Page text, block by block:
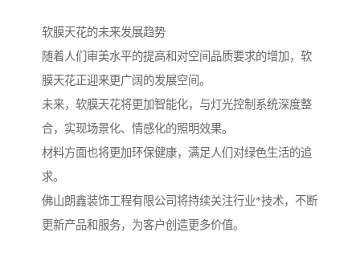
软膜天花的未来发展趋势
随着人们审美水平的提高和对空间品质要求的增加，软
膜天花正迎来更广阔的发展空间。
未来，软膜天花将更加智能化，与灯光控制系统深度整
合，实现场景化、情感化的照明效果。
材料方面也将更加环保健康，满足人们对绿色生活的追
求。
佛山朗鑫装饰工程有限公司将持续关注行业*技术，不断
更新产品和服务，为客户创造更多价值。